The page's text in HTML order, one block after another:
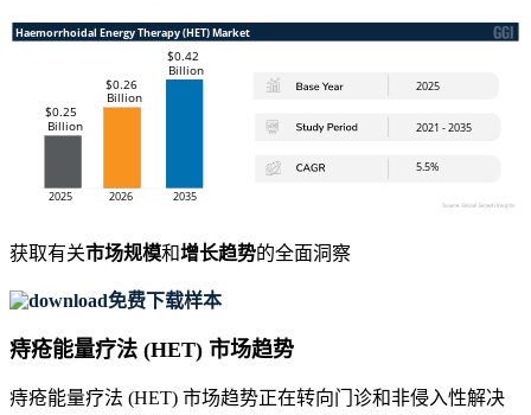
获取有关市场规模和增长趋势的全面洞察
免费下载样本
痔疮能量疗法 (HET) 市场趋势
痔疮能量疗法 (HET) 市场趋势正在转向门诊和非侵入性解决